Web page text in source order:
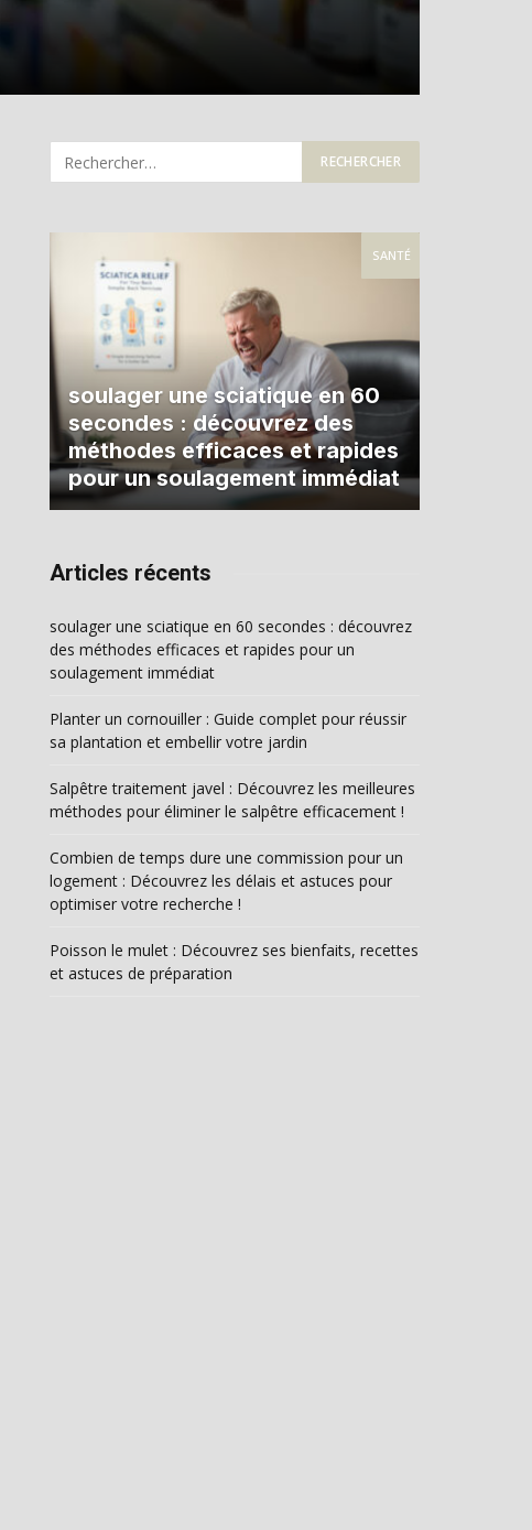
SANTÉ
soulager une sciatique en 60
secondes : découvrez des
méthodes efficaces et rapides
pour un soulagement immédiat
Articles récents
soulager une sciatique en 60 secondes : découvrez
des méthodes efficaces et rapides pour un
soulagement immédiat
Planter un cornouiller : Guide complet pour réussir
sa plantation et embellir votre jardin
Salpêtre traitement javel : Découvrez les meilleures
méthodes pour éliminer le salpêtre efficacement !
Combien de temps dure une commission pour un
logement : Découvrez les délais et astuces pour
optimiser votre recherche !
Poisson le mulet : Découvrez ses bienfaits, recettes
et astuces de préparation